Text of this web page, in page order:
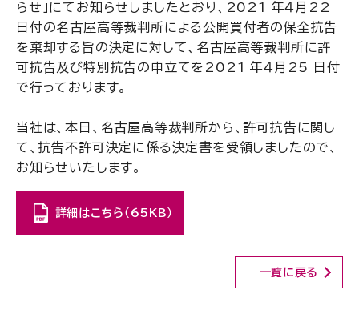
らせ」にてお知らせしましたとおり、2021 年４月22
日付の名古屋高等裁判所による公開買付者の保全抗告
を棄却する旨の決定に対して、名古屋高等裁判所に許
可抗告及び特別抗告の申立てを2021 年４月25 日付
で行っております。
当社は、本日、名古屋高等裁判所から、許可抗告に関し
て、抗告不許可決定に係る決定書を受領しましたので、
お知らせいたします。
詳細はこちら（65KB）
一覧に戻る